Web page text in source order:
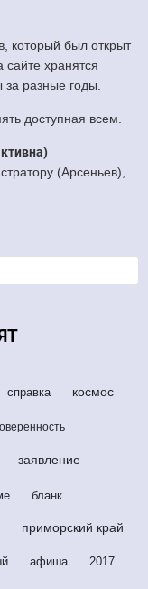
который был открыт
хранятся
разные годы.
доступная всем.
(Арсеньев),
справка космос
заявление
бланк
приморский край
афиша 2017